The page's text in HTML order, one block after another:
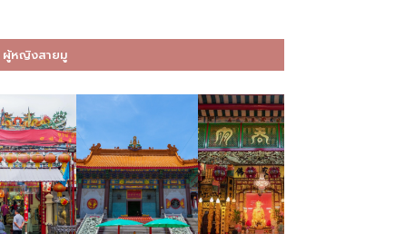
ผู้หญิงสายมู